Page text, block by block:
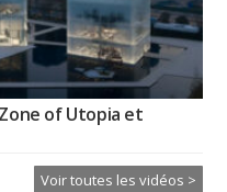
of Utopia et
Voir toutes les vidéos >